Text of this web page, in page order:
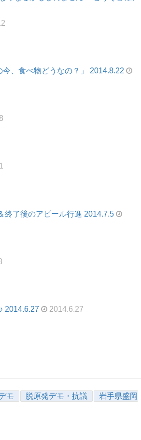
、食べ物どうなの？」 2014.8.22
終了後のアピール行進 2014.7.5
2014.6.27 2014.6.27
モ 脱原発デモ・抗議
岩手県盛岡